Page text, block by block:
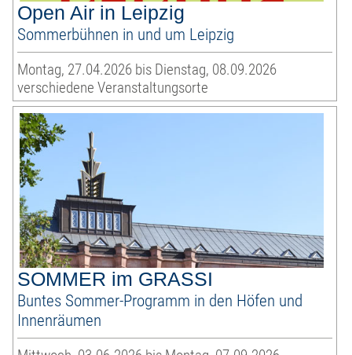
Open Air in Leipzig
Sommerbühnen in und um Leipzig
Montag, 27.04.2026 bis Dienstag, 08.09.2026
verschiedene Veranstaltungsorte
SOMMER im GRASSI
Buntes Sommer-Programm in den Höfen und
Innenräumen